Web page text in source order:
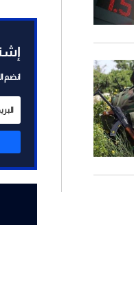
انضم